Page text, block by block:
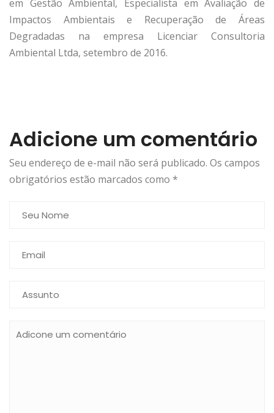
em Gestão Ambiental, Especialista em Avaliação de
Impactos Ambientais e Recuperação de Áreas
Degradadas na empresa Licenciar Consultoria
Ambiental Ltda, setembro de 2016.
Adicione um comentário
Seu endereço de e-mail não será publicado. Os campos
obrigatórios estão marcados como *